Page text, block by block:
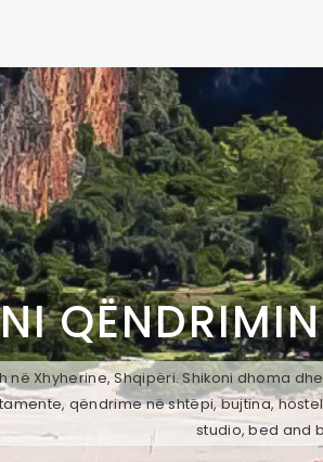
Xhyherine, Shqipëri. Shikoni dhoma
qëndrime në shtëpi, bujtina,
studio, bed and